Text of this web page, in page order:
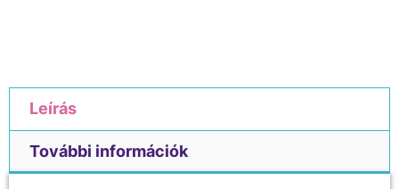
Leírás
További információk